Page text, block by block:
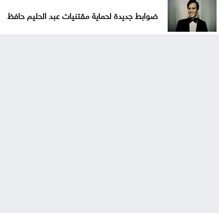
ضوابط جديدة لحماية مقتنيات عبد الحليم حافظ